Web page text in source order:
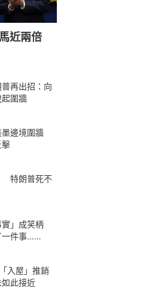
近兩倍
再出招：向
圍牆
墨邊境圍牆
擊
特朗普死不
」成笑柄
一件事……
入屋」推銷
此接近